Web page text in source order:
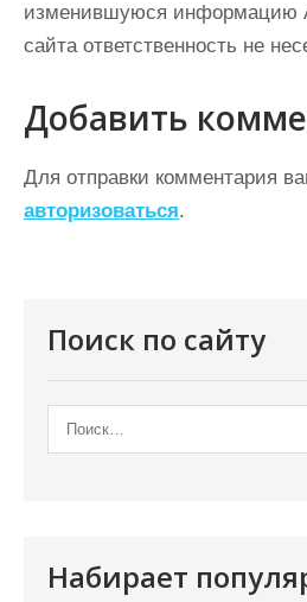
изменившуюся информацию
сайта ответственность не
Добавить
Для отправки комментария
авторизоваться.
Поиск по сайту
Набирает